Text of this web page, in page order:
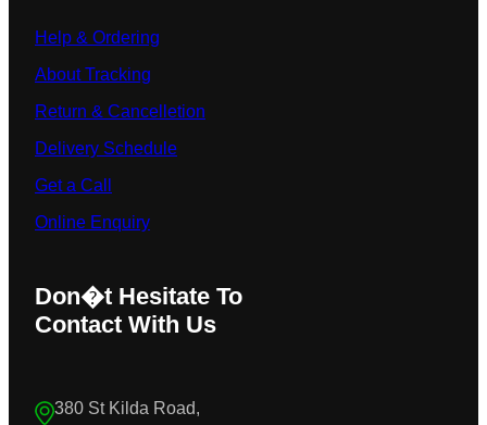
Help & Ordering
About Tracking
Return & Cancelletion
Delivery Schedule
Get a Call
Online Enquiry
Don�t Hesitate To
Contact With Us
380 St Kilda Road,